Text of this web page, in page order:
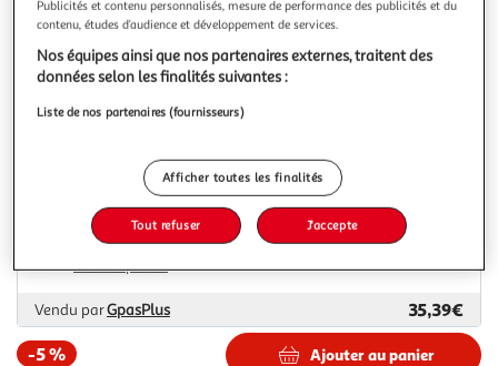
Vendu parMultishop
Livraison dès 4/5 jours
4,99€
2KINGS
Livraison dès 6/7 jours
Livraison offerte
Plus d'options
Vendu parGpasPlus
35,39€
-5 %
Ajouter au panier
Publicités et contenu personnalisés, mesure de performance des publicités et du
contenu, études d’audience et développement de services.
Nos équipes ainsi que nos partenaires externes, traitent des
données selon les finalités suivantes :
Liste de nos partenaires (fournisseurs)
Afficher toutes les finalités
Tout refuser J'accepte